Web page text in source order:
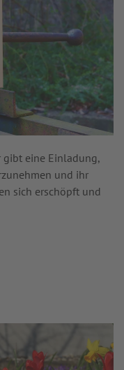
gibt eine Einladung,
und ihr
sich erschöpft und